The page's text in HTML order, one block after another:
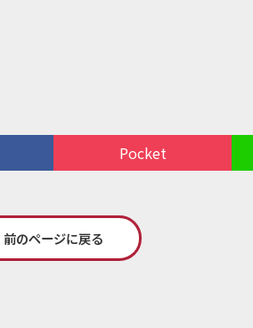
Pocket
前のページに戻る